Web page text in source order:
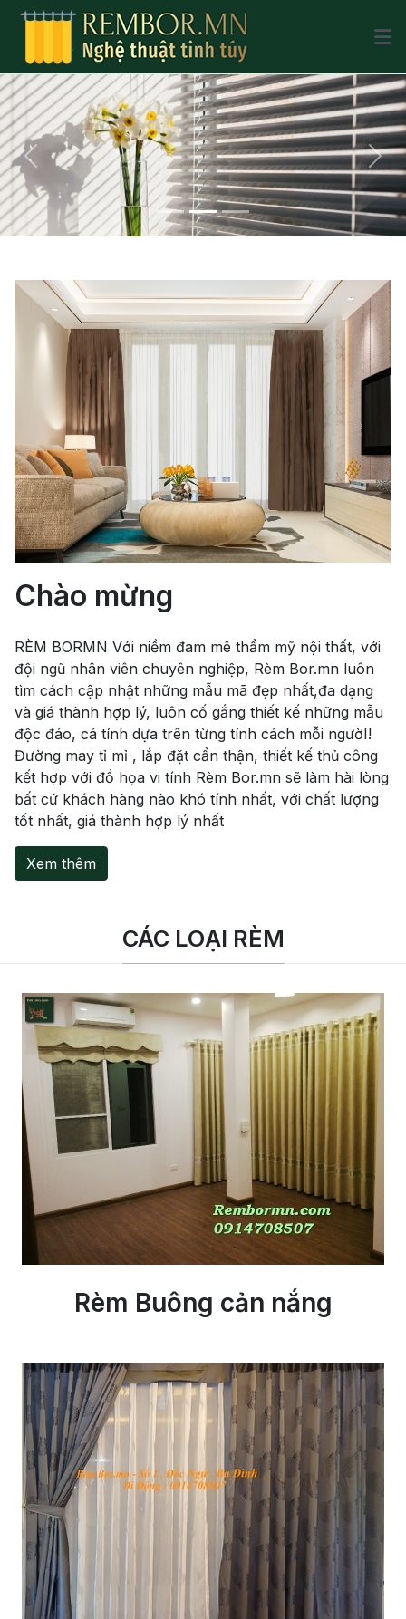
Chào mừng
RÈM BORMN Với niềm đam mê thẩm mỹ nội thất, với
đội ngũ nhân viên chuyên nghiệp, Rèm Bor.mn luôn
tìm cách cập nhật những mẫu mã đẹp nhất,đa dạng
và giá thành hợp lý, luôn cố gắng thiết kế những mẫu
độc đáo, cá tính dựa trên từng tính cách mỗi ngườI!
Đường may tỉ mỉ , lắp đặt cẩn thận, thiết kế thủ công
kết hợp với đồ họa vi tính Rèm Bor.mn sẽ làm hài lòng
bất cứ khách hàng nào khó tính nhất, với chất lượng
tốt nhất, giá thành hợp lý nhất
Xem thêm
CÁC LOẠI RÈM
Rèm Buông cản nắng